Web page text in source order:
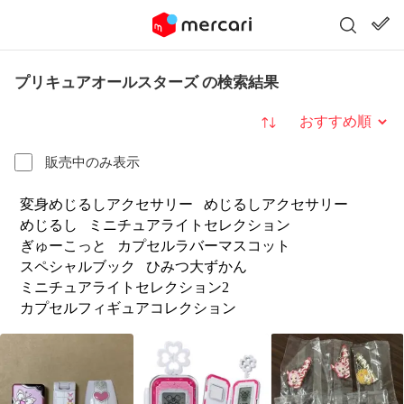
プリキュアオールスターズ の検索結果
販売中のみ表示
並び替え
変身めじるしアクセサリー
めじるしアクセサリー
めじるし
ミニチュアライトセレクション
ぎゅーこっと
カプセルラバーマスコット
スペシャルブック
ひみつ大ずかん
ミニチュアライトセレクション2
カプセルフィギュアコレクション